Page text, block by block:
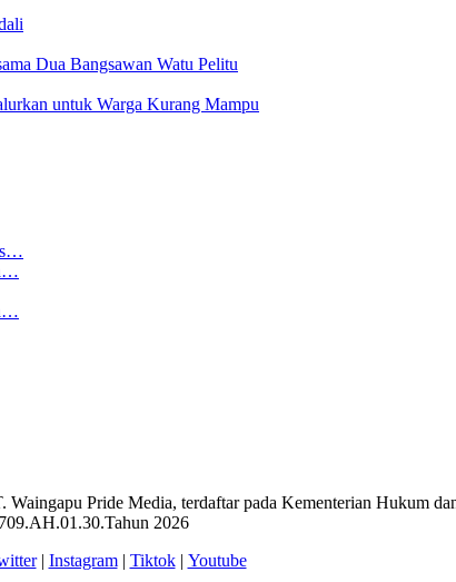
Dua Bangsawan Watu Pelitu
untuk Warga Kurang Mampu
Pride Media, terdaftar pada Kementerian Hukum
2026
| Instagram| Tiktok| Youtube